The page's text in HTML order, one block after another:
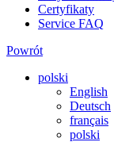
Certyfikaty
Service FAQ
Powrót
polski
English
Deutsch
français
polski